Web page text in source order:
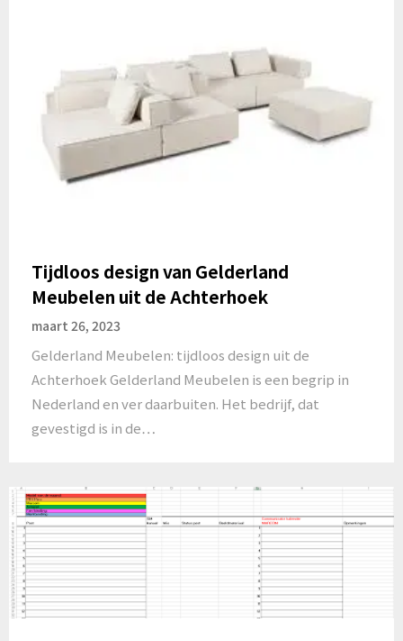
Tijdloos design van Gelderland
Meubelen uit de Achterhoek
maart 26, 2023
Gelderland Meubelen: tijdloos design uit de
Achterhoek Gelderland Meubelen is een begrip in
Nederland en ver daarbuiten. Het bedrijf, dat
gevestigd is in de…